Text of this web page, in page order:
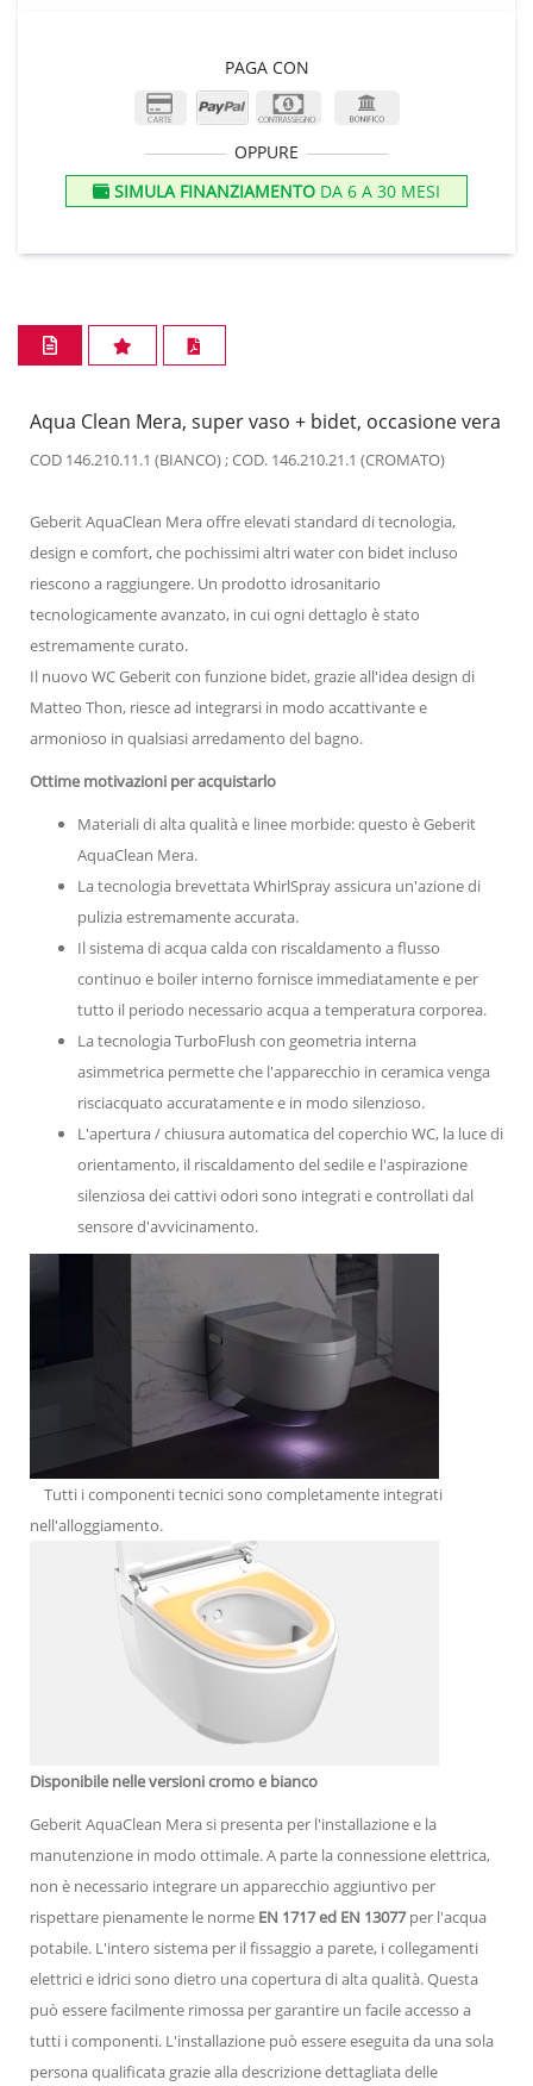
PAGA CON
OPPURE
SIMULA FINANZIAMENTO DA 6 A 30 MESI
Aqua Clean Mera, super vaso + bidet, occasione vera
COD 146.210.11.1 (BIANCO) ; COD. 146.210.21.1 (CROMATO)
Geberit AquaClean Mera offre elevati standard di tecnologia,
design e comfort, che pochissimi altri water con bidet incluso
riescono a raggiungere. Un prodotto idrosanitario
tecnologicamente avanzato, in cui ogni dettaglo è stato
estremamente curato.
Il nuovo WC Geberit con funzione bidet, grazie all'idea design di
Matteo Thon, riesce ad integrarsi in modo accattivante e
armonioso in qualsiasi arredamento del bagno.
Ottime motivazioni per acquistarlo
Materiali di alta qualità e linee morbide: questo è Geberit
AquaClean Mera.
La tecnologia brevettata WhirlSpray assicura un'azione di
pulizia estremamente accurata.
Il sistema di acqua calda con riscaldamento a flusso
continuo e boiler interno fornisce immediatamente e per
tutto il periodo necessario acqua a temperatura corporea.
La tecnologia TurboFlush con geometria interna
asimmetrica permette che l'apparecchio in ceramica venga
risciacquato accuratamente e in modo silenzioso.
L'apertura / chiusura automatica del coperchio WC, la luce di
orientamento, il riscaldamento del sedile e l'aspirazione
silenziosa dei cattivi odori sono integrati e controllati dal
sensore d'avvicinamento.
Tutti i componenti tecnici sono completamente integrati
nell'alloggiamento.
Disponibile nelle versioni cromo e bianco
Geberit AquaClean Mera si presenta per l'installazione e la
manutenzione in modo ottimale. A parte la connessione elettrica,
non è necessario integrare un apparecchio aggiuntivo per
rispettare pienamente le norme EN 1717 ed EN 13077per l'acqua
potabile. L'intero sistema per il fissaggio a parete, i collegamenti
elettrici e idrici sono dietro una copertura di alta qualità. Questa
può essere facilmente rimossa per garantire un facile accesso a
tutti i componenti. L'installazione può essere eseguita da una sola
persona qualificata grazie alla descrizione dettagliata delle